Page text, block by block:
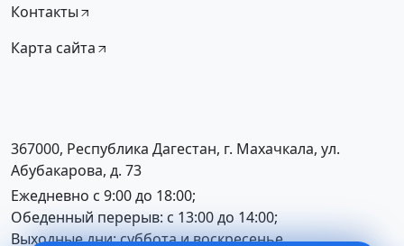
Контакты
Карта сайта
367000, Республика Дагестан, г. Махачкала, ул.
Абубакарова, д. 73
Ежедневно с 9:00 до 18:00;
Обеденный перерыв: с 13:00 до 14:00;
Выходные дни: суббота и воскресенье